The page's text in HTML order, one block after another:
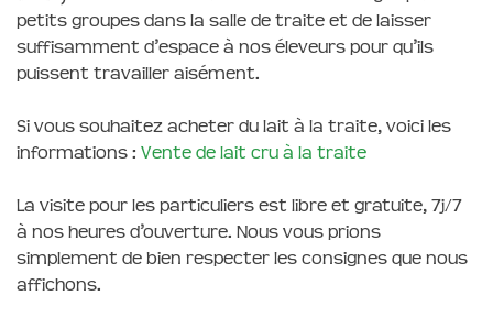
petits groupes dans la salle de traite et de laisser
suffisamment d’espace à nos éleveurs pour qu’ils
puissent travailler aisément.
Si vous souhaitez acheter du lait à la traite, voici les
informations : Vente de lait cru à la traite
La visite pour les particuliers est libre et gratuite, 7j/7
à nos heures d’ouverture. Nous vous prions
simplement de bien respecter les consignes que nous
affichons.